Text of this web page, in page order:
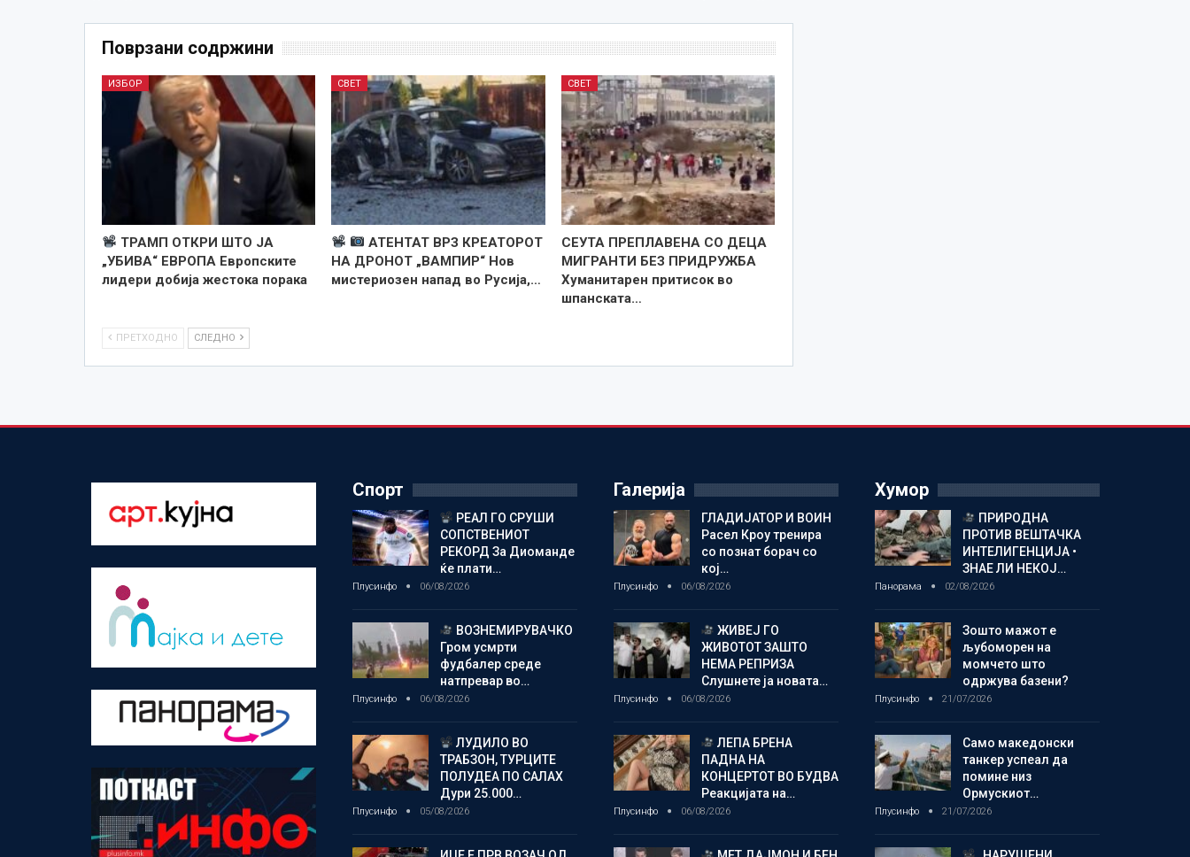
Поврзани содржини
ИЗБОР
ТРАМП ОТКРИ ШТО ЈА
„УБИВА“ ЕВРОПА Европските
лидери добија жестока порака
СВЕТ
АТЕНТАТ ВРЗ КРЕАТОРОТ
НА ДРОНОТ „ВАМПИР“ Нов
мистериозен напад во Русија,…
СВЕТ
СЕУТА ПРЕПЛАВЕНА СО ДЕЦА
МИГРАНТИ БЕЗ ПРИДРУЖБА
Хуманитарен притисок во
шпанската…
ПРЕТХОДНО СЛЕДНО
Спорт
РЕАЛ ГО СРУШИ
СОПСТВЕНИОТ
РЕКОРД За Диоманде
ќе плати…
Плусинфо 06/08/2026
ВОЗНЕМИРУВАЧКО
Гром усмрти
фудбалер среде
натпревар во…
Плусинфо 06/08/2026
ЛУДИЛО ВО
ТРАБЗОН, ТУРЦИТЕ
ПОЛУДЕА ПО САЛАХ
Дури 25.000…
Плусинфо 05/08/2026
Галерија
ГЛАДИЈАТОР И ВОИН
Расел Кроу тренира
со познат борач со
кој…
Плусинфо 06/08/2026
ЖИВЕЈ ГО
ЖИВОТОТ ЗАШТО
НЕМА РЕПРИЗА
Слушнете ја новата…
Плусинфо 06/08/2026
ЛЕПА БРЕНА
ПАДНА НА
КОНЦЕРТОТ ВО БУДВА
Реакцијата на…
Плусинфо 06/08/2026
Хумор
ПРИРОДНА
ПРОТИВ ВЕШТАЧКА
ИНТЕЛИГЕНЦИЈА •
ЗНАЕ ЛИ НЕКОЈ…
Панорама 02/08/2026
Зошто мажот е
љубоморен на
момчето што
одржува базени?
Плусинфо 21/07/2026
Само македонски
танкер успеал да
помине низ
Ормускиот…
Плусинфо 21/07/2026